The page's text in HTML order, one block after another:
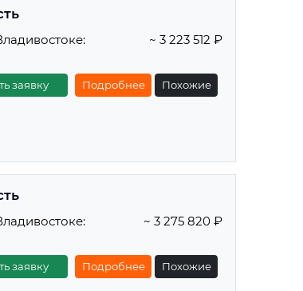
~ 3 223 512 ₽
заявку Подробнее Похожие
~ 3 275 820 ₽
заявку Подробнее Похожие